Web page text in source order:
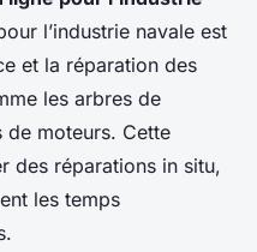
l’industrie navale est
et la réparation des
les arbres de
de moteurs. Cette
des réparations in situ,
les temps